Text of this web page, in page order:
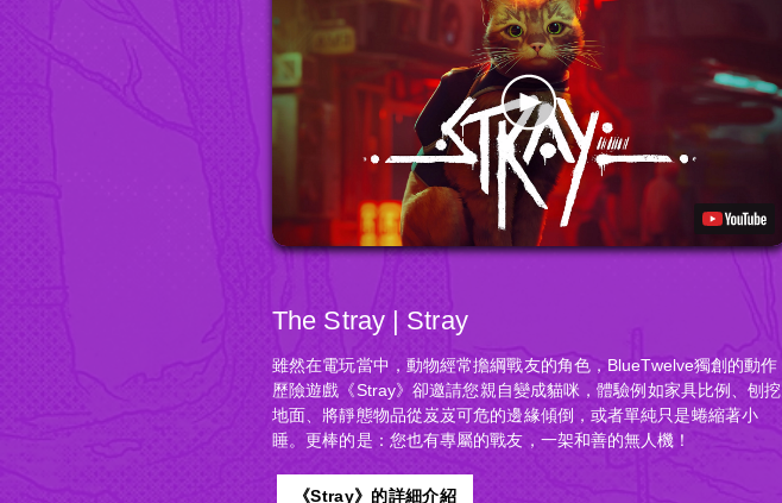
The Stray | Stray
雖然在電玩當中，動物經常擔綱戰友的角色，BlueTwelve獨創的動作
歷險遊戲《Stray》卻邀請您親自變成貓咪，體驗例如家具比例、刨挖
地面、將靜態物品從岌岌可危的邊緣傾倒，或者單純只是蜷縮著小
睡。更棒的是：您也有專屬的戰友，一架和善的無人機！
《Stray》的詳細介紹